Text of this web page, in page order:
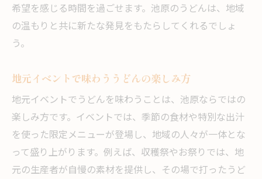
希望を感じる時間を過ごせます。池原のうどんは、地域
の温もりと共に新たな発見をもたらしてくれるでしょ
う。
地元イベントで味わううどんの楽しみ方
地元イベントでうどんを味わうことは、池原ならではの
楽しみ方です。イベントでは、季節の食材や特別な出汁
を使った限定メニューが登場し、地域の人々が一体とな
って盛り上がります。例えば、収穫祭やお祭りでは、地
元の生産者が自慢の素材を提供し、その場で打ったうど